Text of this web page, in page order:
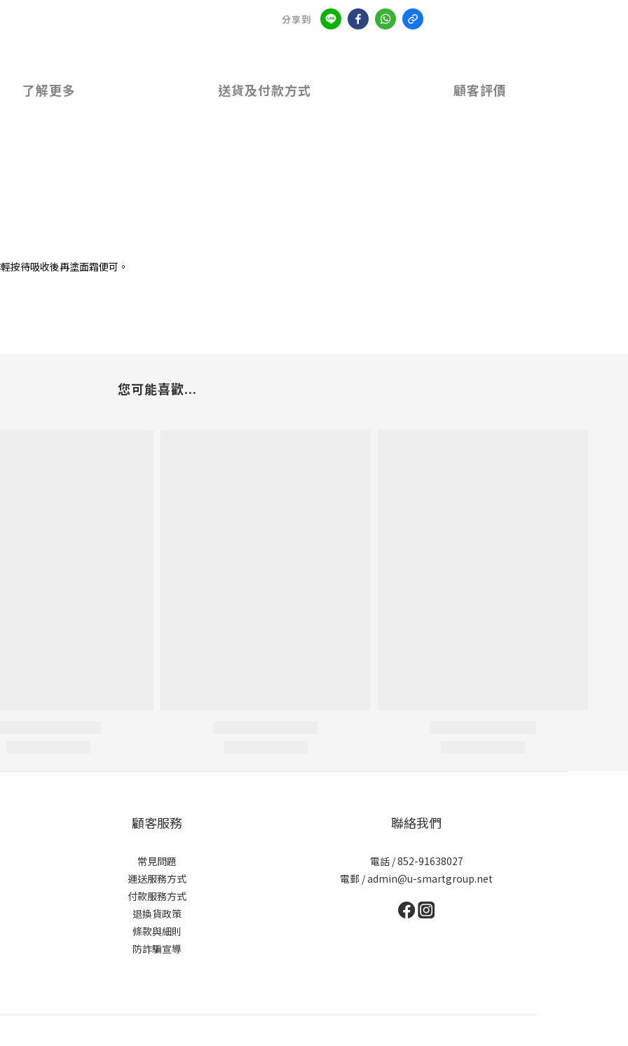
分享到
了解更多 送貨及付款方式 顧客評價
按待吸收後再塗面霜便可。
您可能喜歡...
顧客服務
常見問題
運送服務方式
付款服務方式
退換貨政策
條款與細則
防詐騙宣導
聯絡我們
電話 / 852-91638027
電郵 / admin@u-smartgroup.net